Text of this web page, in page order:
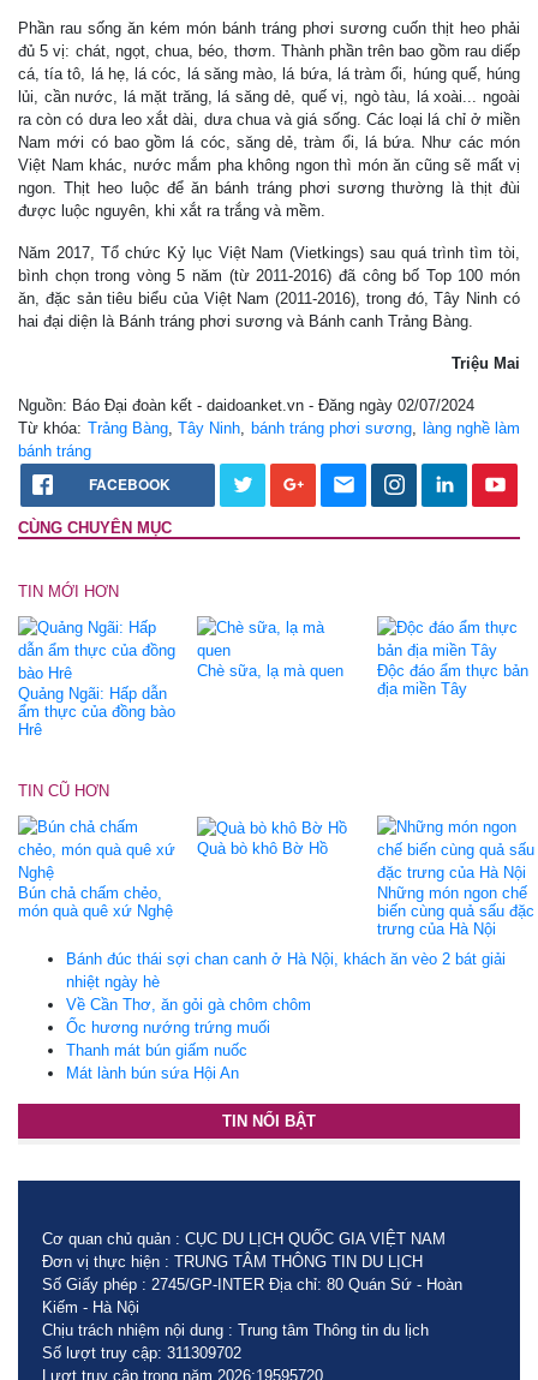
Phần rau sống ăn kém món bánh tráng phơi sương cuốn thịt heo phải
đủ 5 vị: chát, ngọt, chua, béo, thơm. Thành phần trên bao gồm rau diếp
cá, tía tô, lá hẹ, lá cóc, lá săng mào, lá bứa, lá tràm ổi, húng quế, húng
lủi, cần nước, lá mặt trăng, lá săng dẻ, quế vị, ngò tàu, lá xoài... ngoài
ra còn có dưa leo xắt dài, dưa chua và giá sống. Các loại lá chỉ ở miền
Nam mới có bao gồm lá cóc, săng dẻ, tràm ổi, lá bứa. Như các món
Việt Nam khác, nước mắm pha không ngon thì món ăn cũng sẽ mất vị
ngon. Thịt heo luộc để ăn bánh tráng phơi sương thường là thịt đùi
được luộc nguyên, khi xắt ra trắng và mềm.
Năm 2017, Tổ chức Kỷ lục Việt Nam (Vietkings) sau quá trình tìm tòi,
bình chọn trong vòng 5 năm (từ 2011-2016) đã công bố Top 100 món
ăn, đặc sản tiêu biểu của Việt Nam (2011-2016), trong đó, Tây Ninh có
hai đại diện là Bánh tráng phơi sương và Bánh canh Trảng Bàng.
Triệu Mai
Nguồn: Báo Đại đoàn kết - daidoanket.vn - Đăng ngày 02/07/2024
Từ khóa: Trảng Bàng, Tây Ninh bánh tráng phơi sương
làng nghề làm
bánh tráng
FACEBOOK
CÙNG CHUYÊN MỤC
TIN MỚI HƠN
Quảng Ngãi: Hấp dẫn
ẩm thực của đồng bào
Hrê
Chè sữa, lạ mà quen
Độc đáo ẩm thực bản
địa miền Tây
TIN CŨ HƠN
Bún chả chấm chẻo,
món quà quê xứ Nghệ
Quà bò khô Bờ Hồ
Những món ngon chế
biến cùng quả sấu đặc
trưng của Hà Nội
Bánh đúc thái sợi chan canh ở Hà Nội, khách ăn vèo 2 bát giải
nhiệt ngày hè
Về Cần Thơ, ăn gỏi gà chôm chôm
Ốc hương nướng trứng muối
Thanh mát bún giấm nuốc
Mát lành bún sứa Hội An
TIN NỔI BẬT
Cơ quan chủ quản : CỤC DU LỊCH QUỐC GIA VIỆT NAM
Đơn vị thực hiện : TRUNG TÂM THÔNG TIN DU LỊCH
Số Giấy phép : 2745/GP-INTER Địa chỉ: 80 Quán Sứ - Hoàn
Kiếm - Hà Nội
Chịu trách nhiệm nội dung : Trung tâm Thông tin du lịch
Số lượt truy cập: 311309702
Lượt truy cập trong năm 2026:19595720